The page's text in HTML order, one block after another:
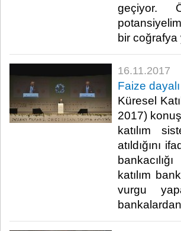
geçiyor.
bir
16.11.2017
Faize
Küresel
2017)
katılım
atıldığını
katılım
vurgu